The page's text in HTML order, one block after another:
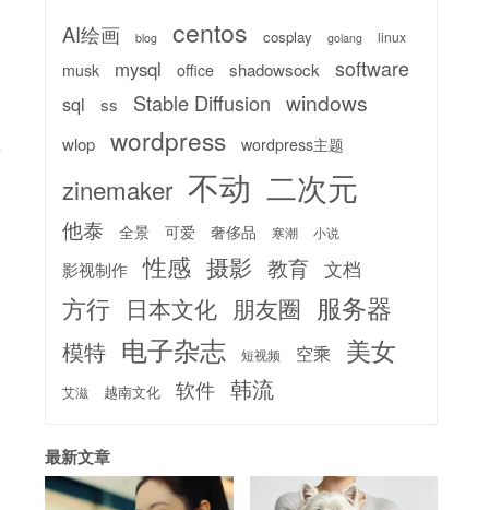
AI绘画 blog centos cosplay golang linux
musk mysql office shadowsock software
sql ss Stable Diffusion windows
wlop wordpress wordpress主题
zinemaker 不动 二次元
他泰 全景 可爱 奢侈品 寒潮 小说
影视制作 性感 摄影 教育 文档
方行 日本文化 朋友圈 服务器
模特 电子杂志 短视频 空乘 美女
艾滋 越南文化 软件 韩流
最新文章